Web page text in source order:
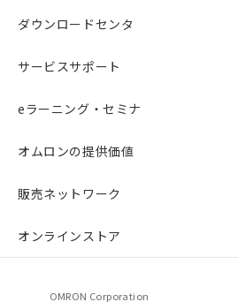
ダウンロードセンタ
サービスサポート
eラーニング・セミナ
オムロンの提供価値
販売ネットワーク
オンラインストア
OMRON Corporation